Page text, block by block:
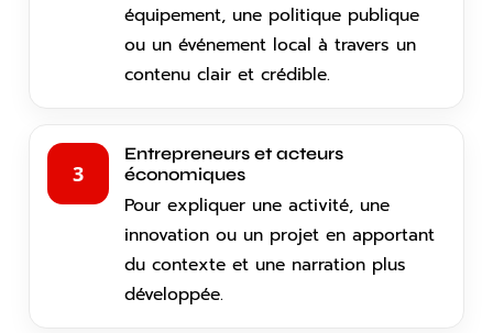
équipement, une politique publique
ou un événement local à travers un
contenu clair et crédible.
3
Entrepreneurs et acteurs
économiques
Pour expliquer une activité, une
innovation ou un projet en apportant
du contexte et une narration plus
développée.